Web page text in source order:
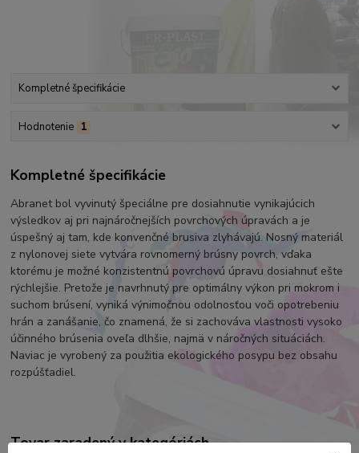
Kompletné špecifikácie
Hodnotenie 1
Kompletné špecifikácie
Abranet bol vyvinutý špeciálne pre dosiahnutie vynikajúcich
výsledkov aj pri najnáročnejších povrchových úpravách a je
úspešný aj tam, kde konvenčné brusiva zlyhávajú. Nosný materiál
z nylonovej siete vytvára rovnomerný brúsny povrch, vďaka
ktorému je možné konzistentnú povrchovú úpravu dosiahnuť ešte
rýchlejšie. Pretože je navrhnutý pre optimálny výkon pri mokrom i
suchom brúsení, vyniká výnimočnou odolnosťou voči opotrebeniu
hrán a zanášanie, čo znamená, že si zachováva vlastnosti vysoko
účinného brúsenia oveľa dlhšie, najmä v náročných situáciách.
Naviac je vyrobený za použitia ekologického posypu bez obsahu
rozpúšťadiel.
Tovar zaradený v kategóriách